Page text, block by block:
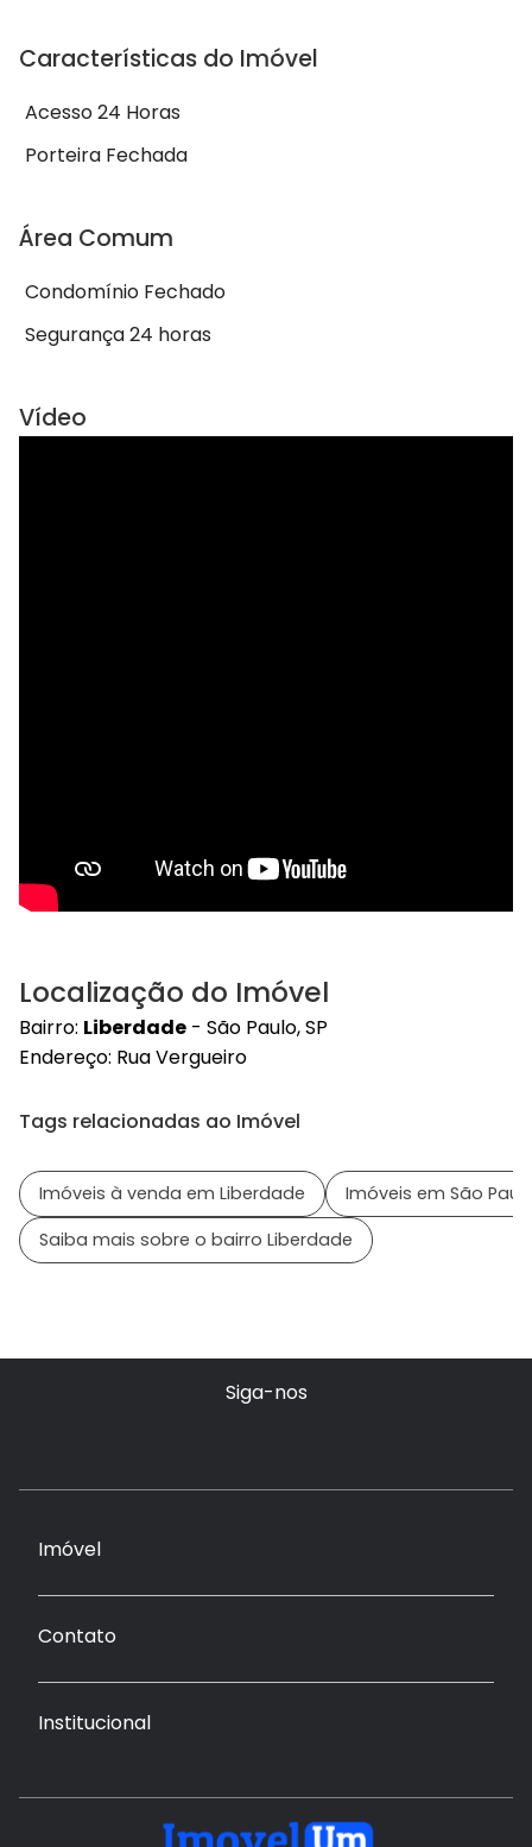
Características do Imóvel
Acesso 24 Horas
Porteira Fechada
Área Comum
Condomínio Fechado
Segurança 24 horas
Vídeo
Localização do Imóvel
Bairro: Liberdade - São Paulo, SP
Endereço: Rua Vergueiro
Tags relacionadas ao Imóvel
Imóveis à venda em Liberdade
Imóveis em São
Saiba mais sobre o bairro Liberdade
Siga-nos
Imóvel
Contato
Institucional